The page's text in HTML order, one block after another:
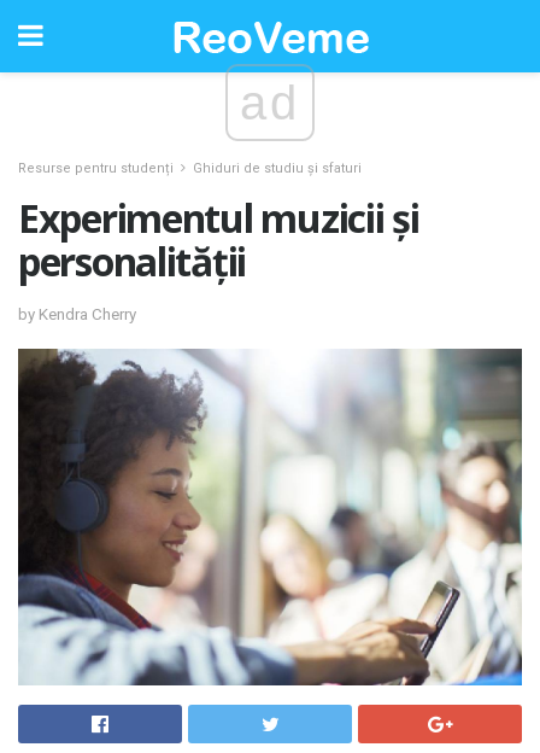
ad
Resurse pentru studenți Ghiduri de studiu și sfaturi
Experimentul muzicii și
personalității
by Kendra Cherry